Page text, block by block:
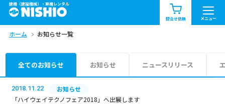
建機（建設機械）・重機レンタル
問合せ依頼 メニュー
商品一覧 お知らせ一覧
問合せ依頼リスト
エリア情報を見る
ホーム お知らせ一覧
全てのお知らせ お知らせ ニュースリリース
2018.11.22
お知らせ
「ハイウェイテクノフェア2018」へ出展します